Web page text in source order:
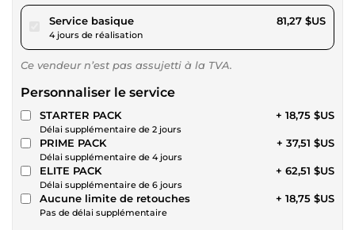
Service basiquepour 74,90 $US
4 jours de réalisation
81,27 $US
Ce vendeur n’est pas assujetti à la TVA.
Personnaliser le service
STARTER PACK
Délai supplémentaire de 2 jours
+ 18,75 $US
PRIME PACK
Délai supplémentaire de 4 jours
+ 37,51 $US
ELITE PACK
Délai supplémentaire de 6 jours
+ 62,51 $US
Aucune limite de retouches
Pas de délai supplémentaire
+ 18,75 $US